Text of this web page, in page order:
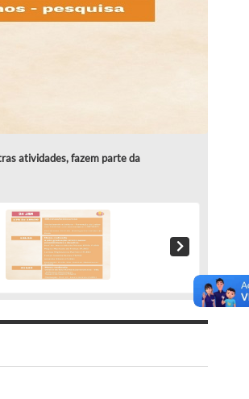
atividades, fazem parte da